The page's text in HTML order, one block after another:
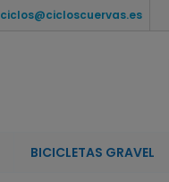
ciclos@cicloscuervas.es
BICICLETAS GRAVEL